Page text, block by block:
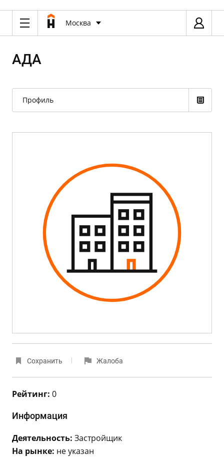
Москва
АДА
Профиль
Сохранить Жалоба
Рейтинг: 0
Информация
Деятельность: Застройщик
На рынке: не указан